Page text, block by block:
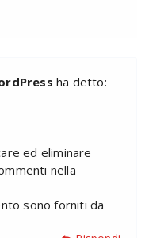
ha detto:
ed eliminare
nella
sono forniti da